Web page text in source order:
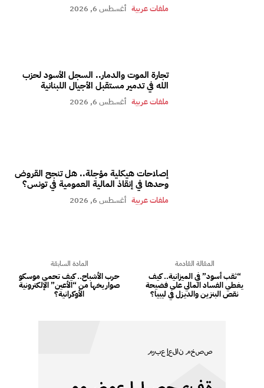
ملفات عربية أغسطس 6, 2026
تجارة الموت والدمار.. السجل الأسود لحزب
الله في تدمير مستقبل الأجيال اللبنانية
ملفات عربية أغسطس 6, 2026
إصلاحات هيكلية مؤجلة.. هل تنجح القروض
وحدها في إنقاذ المالية العمومية في تونس؟
ملفات عربية أغسطس 6, 2026
المادة السابقة
حرب الأشباح.. كيف تحمي موسكو
صواريخها من “الأعين” الإلكترونية
الأوكرانية؟
المقالة القادمة
“ثقب أسود” في الميزانية.. كيف
يغطي الفساد المالي على فضيحة
نقص البنزين والديزل في ليبيا؟